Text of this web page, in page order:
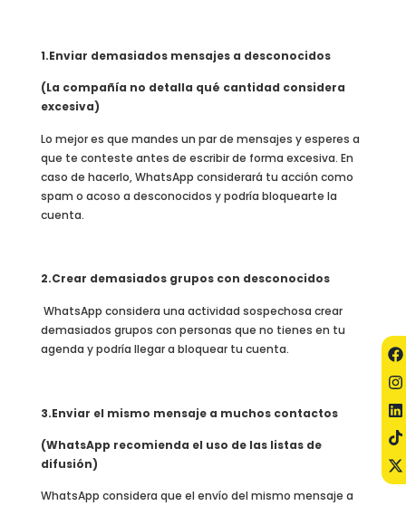
1.Enviar demasiados mensajes a desconocidos
(La compañía no detalla qué cantidad considera
excesiva)
Lo mejor es que mandes un par de mensajes y esperes a
que te conteste antes de escribir de forma excesiva. En
caso de hacerlo, WhatsApp considerará tu acción como
spam o acoso a desconocidos y podría bloquearte la
cuenta.
2.Crear demasiados grupos con desconocidos
WhatsApp considera una actividad sospechosa crear
demasiados grupos con personas que no tienes en tu
agenda y podría llegar a bloquear tu cuenta.
3.Enviar el mismo mensaje a muchos contactos
(WhatsApp recomienda el uso de las listas de
difusión)
WhatsApp considera que el envío del mismo mensaje a